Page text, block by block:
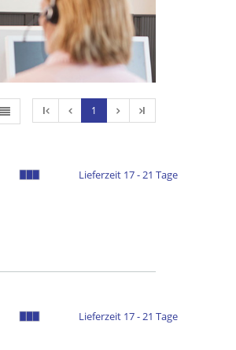
l 1 l
Lieferzeit 17 - 21 Tage
Lieferzeit 17 - 21 Tage